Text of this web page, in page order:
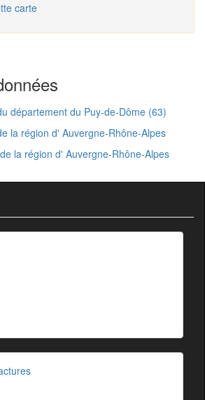
carte
département du Puy-de-Dôme (63)
la région d' Auvergne-Rhône-Alpes
la région d' Auvergne-Rhône-Alpes